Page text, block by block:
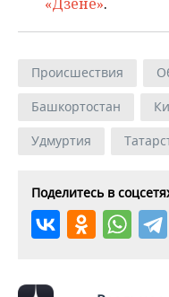
Происшествия
Башкортостан
Удмуртия
Поделитесь в